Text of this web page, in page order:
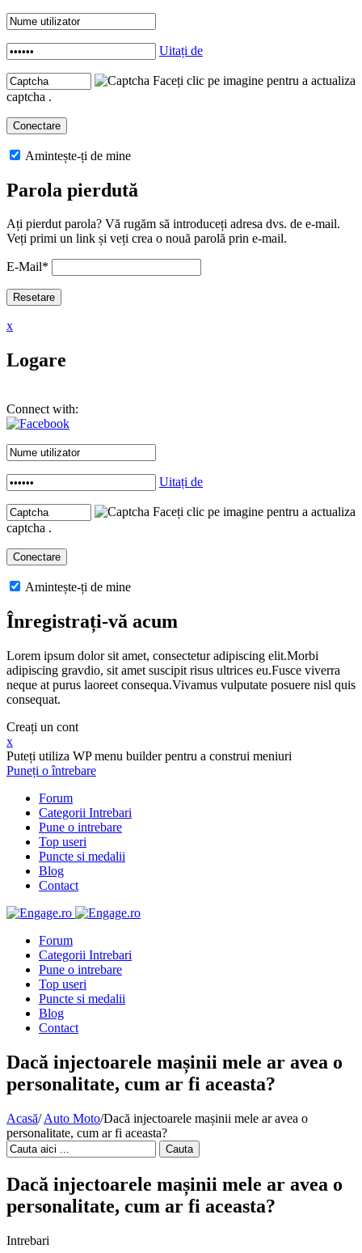
Uitați de
Faceți clic pe imagine pentru a actualiza
captcha .
Amintește-ți de mine
Parola pierdută
Ați pierdut parola? Vă rugăm să introduceți adresa dvs. de e-mail.
Veți primi un link și veți crea o nouă parolă prin e-mail.
E-Mail*
x
Logare
Connect with:
Uitați de
Faceți clic pe imagine pentru a actualiza
captcha .
Amintește-ți de mine
Înregistrați-vă acum
Lorem ipsum dolor sit amet, consectetur adipiscing elit.Morbi
adipiscing gravdio, sit amet suscipit risus ultrices eu.Fusce viverra
neque at purus laoreet consequa.Vivamus vulputate posuere nisl quis
consequat.
Creați un cont
x
Puteți utiliza WP menu builder pentru a construi meniuri
Puneți o întrebare
Forum
Categorii Intrebari
Pune o intrebare
Top useri
Puncte si medalii
Blog
Contact
Forum
Categorii Intrebari
Pune o intrebare
Top useri
Puncte si medalii
Blog
Contact
Dacă injectoarele mașinii mele ar avea o
personalitate, cum ar fi aceasta?
Acasă/ Auto Moto/Dacă injectoarele mașinii mele ar avea o
personalitate, cum ar fi aceasta?
Cauta
Dacă injectoarele mașinii mele ar avea o
personalitate, cum ar fi aceasta?
Intrebari